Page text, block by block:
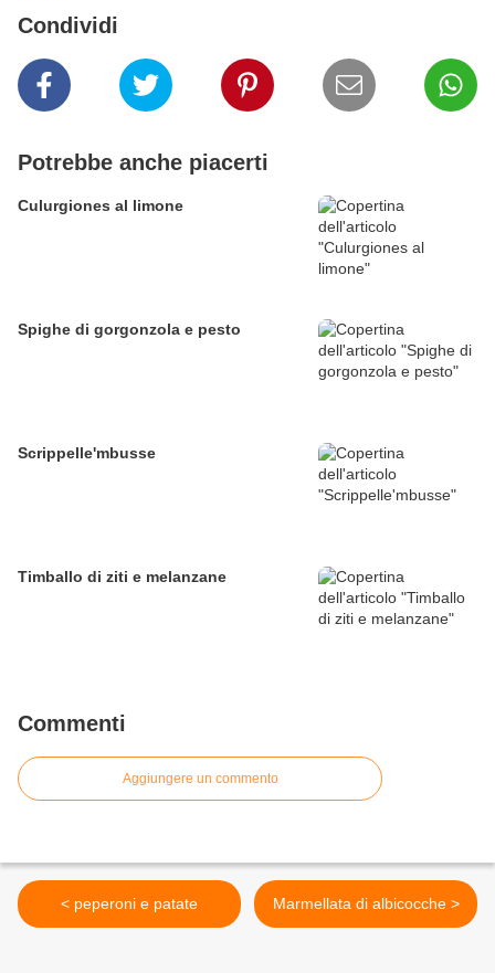
Condividi
Potrebbe anche piacerti
Culurgiones al limone
Spighe di gorgonzola e pesto
Scrippelle'mbusse
Timballo di ziti e melanzane
Commenti
Aggiungere un commento
< peperoni e patate Marmellata di albicocche >